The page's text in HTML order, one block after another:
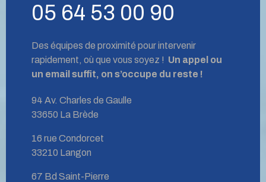
05 64 53 00 90
Des équipes de proximité pour intervenir
rapidement, où que vous soyez ! Un appel ou
un email suffit, on s’occupe du reste !
94 Av. Charles de Gaulle
33650 La Brède
16 rue Condorcet
33210 Langon
67 Bd Saint-Pierre